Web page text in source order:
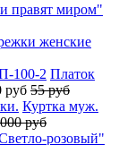
правят миром"
женские
Платок
руб 55 руб
Куртка муж.
руб